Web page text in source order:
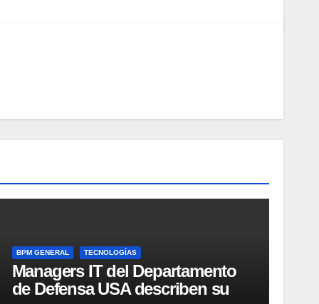
BPM GENERAL TECNOLOGÍAS
Managers IT del Departamento
de Defensa USA describen su